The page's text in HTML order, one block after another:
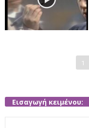
1
Εισαγωγή κειμένου: